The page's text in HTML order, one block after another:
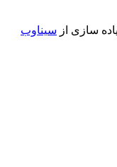
سازی از سیناوب